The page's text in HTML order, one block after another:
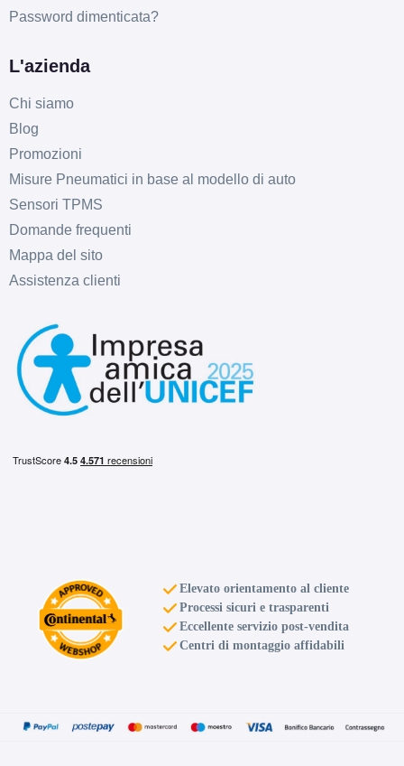
Password dimenticata?
L'azienda
Chi siamo
Blog
Promozioni
Misure Pneumatici in base al modello di auto
Sensori TPMS
Domande frequenti
Mappa del sito
Assistenza clienti
Elevato orientamento al cliente
Processi sicuri e trasparenti
Eccellente servizio post-vendita
Centri di montaggio affidabili